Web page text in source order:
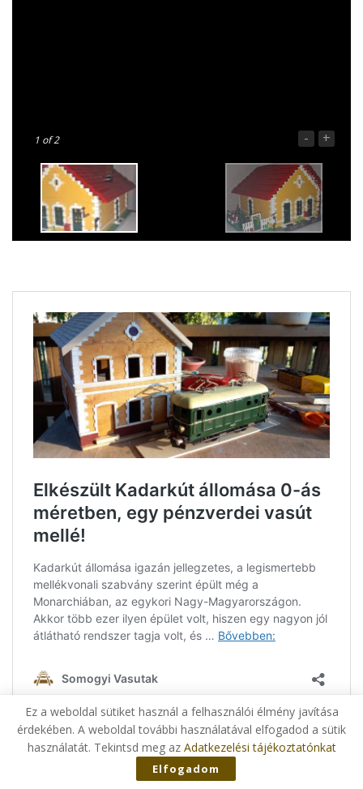
1 of 2 - +
Dráva Közérdekű Muzeális Kiállítóhely
Ez a weboldal sütiket használ a felhasználói élmény javítása
érdekében. A weboldal további használatával elfogadod a sütik
használatát. Tekintsd meg az Adatkezelési tájékoztatónkat
Elfogadom